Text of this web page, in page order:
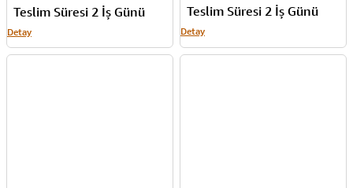
HEMISPHERE 10 SS GT
S0920330
Teslim Süresi 2 İş Günü
Detay
HEMISPHERE 10 SS CT
S0920430
Teslim Süresi 2 İş Günü
Detay